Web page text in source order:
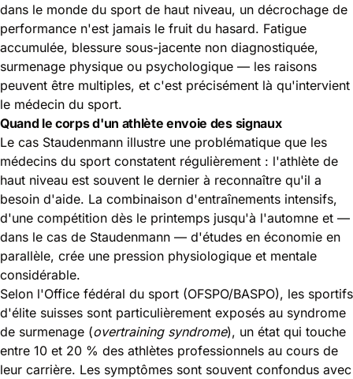
dans le monde du sport de haut niveau, un décrochage de
performance n'est jamais le fruit du hasard. Fatigue
accumulée, blessure sous-jacente non diagnostiquée,
surmenage physique ou psychologique — les raisons
peuvent être multiples, et c'est précisément là qu'intervient
le médecin du sport.
Quand le corps d'un athlète envoie des signaux
Le cas Staudenmann illustre une problématique que les
médecins du sport constatent régulièrement : l'athlète de
haut niveau est souvent le dernier à reconnaître qu'il a
besoin d'aide. La combinaison d'entraînements intensifs,
d'une compétition dès le printemps jusqu'à l'automne et —
dans le cas de Staudenmann — d'études en économie en
parallèle, crée une pression physiologique et mentale
considérable.
Selon l'Office fédéral du sport (OFSPO/BASPO), les sportifs
d'élite suisses sont particulièrement exposés au syndrome
de surmenage (overtraining syndrome), un état qui touche
entre 10 et 20 % des athlètes professionnels au cours de
leur carrière. Les symptômes sont souvent confondus avec